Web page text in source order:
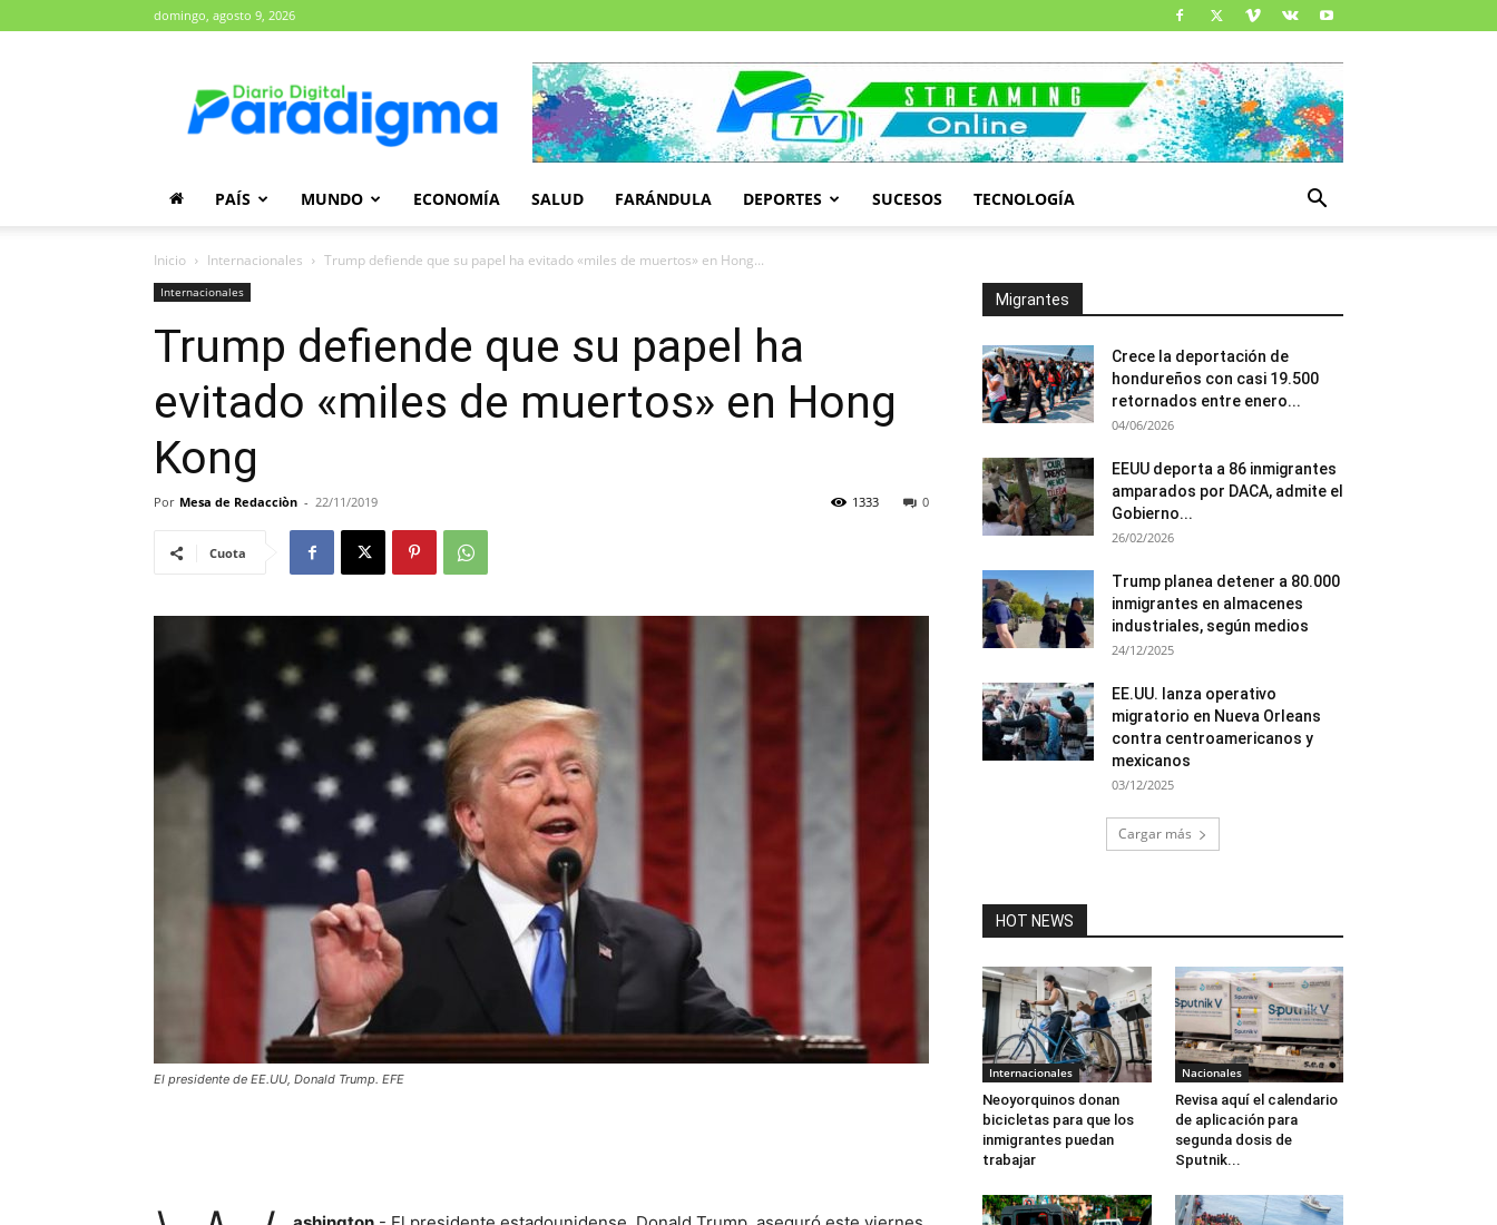
domingo, agosto 9, 2026
Paradigma
PAÍS MUNDO ECONOMÍA SALUD FARÁNDULA DEPORTES SUCESOS TECNOLOGÍA
Inicio Internacionales Trump defiende que su papel ha evitado «miles de muertos» en Hong...
Internacionales
Trump defiende que su papel ha
evitado «miles de muertos» en Hong
Kong
Por Mesa de Redacciòn - 22/11/2019 0
1333
Cuota
El presidente de EE.UU, Donald Trump. EFE
Migrantes
Crece la deportación de
hondureños con casi 19.500
retornados entre enero...
04/06/2026
EEUU deporta a 86 inmigrantes
amparados por DACA, admite el
Gobierno...
26/02/2026
Trump planea detener a 80.000
inmigrantes en almacenes
industriales, según medios
24/12/2025
EE.UU. lanza operativo
migratorio en Nueva Orleans
contra centroamericanos y
mexicanos
03/12/2025
Cargar más
HOT NEWS
Internacionales
Neoyorquinos donan
bicicletas para que los
inmigrantes puedan
trabajar
Nacionales
Revisa aquí el calendario
de aplicación para
segunda dosis de
Sputnik...